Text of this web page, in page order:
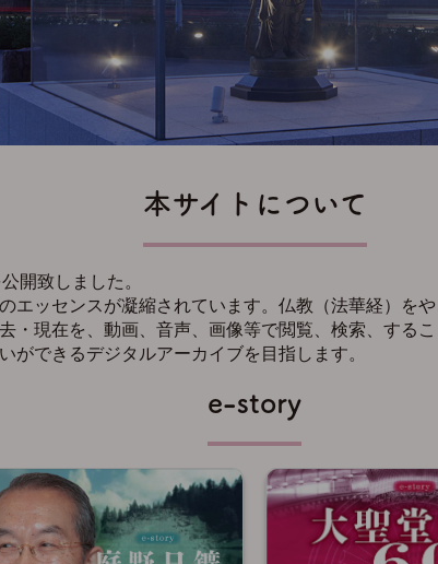
本サイトについて
開致しました。
エッセンスが凝縮されています。仏教（法華経）を
・現在を、動画、音声、画像等で閲覧、検索、する
できるデジタルアーカイブを目指します。
e-story